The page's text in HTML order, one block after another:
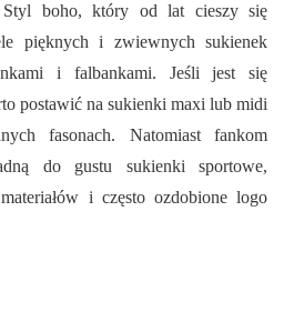
Styl boho, który od lat cieszy się
pięknych i zwiewnych sukienek
i falbankami. Jeśli jest się
postawić na sukienki maxi lub midi
fasonach. Natomiast fankom
do gustu sukienki sportowe,
i często ozdobione logo